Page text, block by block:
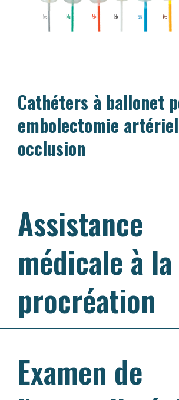
Cathéters à ballonet
embolectomie
occlusion
Assistance
médicale à la
procréation
Examen de